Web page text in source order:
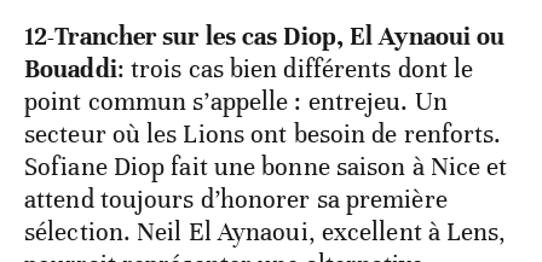
12-Trancher sur les cas Diop, El Aynaoui ou
Bouaddi: trois cas bien différents dont le
point commun s’appelle : entrejeu. Un
secteur où les Lions ont besoin de renforts.
Sofiane Diop fait une bonne saison à Nice et
attend toujours d’honorer sa première
sélection. Neil El Aynaoui, excellent à Lens,